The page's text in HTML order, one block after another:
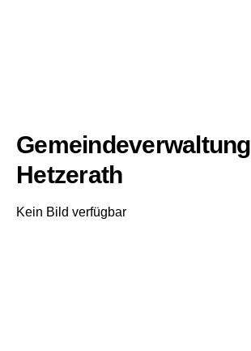
Gemeindeverwaltung
Hetzerath
Kein Bild verfügbar